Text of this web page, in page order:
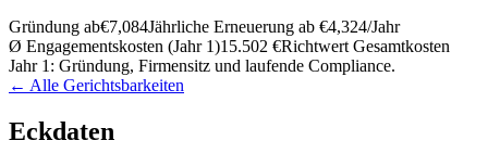
Gründung ab€7,084Jährliche Erneuerung ab €4,324/Jahr
Ø Engagementskosten (Jahr 1)15.502 €Richtwert Gesamtkosten
Jahr 1: Gründung, Firmensitz und laufende Compliance.
← Alle Gerichtsbarkeiten
Eckdaten